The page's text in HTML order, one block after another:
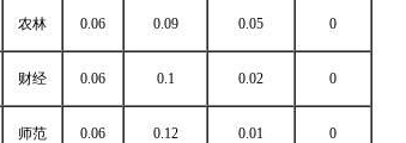
农林 0.06 0.09 0.05 0
财经 0.06 0.1 0.02 0
师范 0.06 0.12 0.01 0